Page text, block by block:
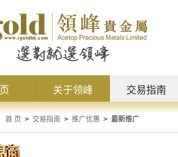
关于领峰 交易指南
首 页 > 交易指南 > 推广优惠 > 最新推广
广